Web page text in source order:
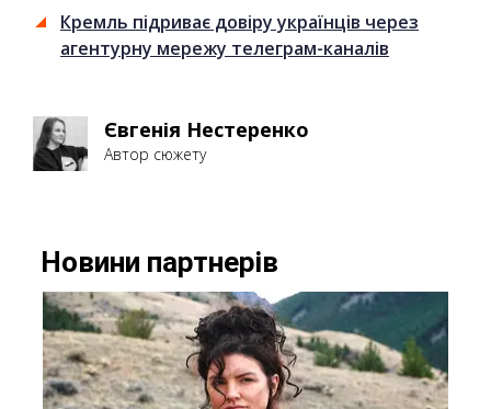
Кремль підриває довіру українців через
агентурну мережу телеграм-каналів
Євгенія Нестеренко
Автор сюжету